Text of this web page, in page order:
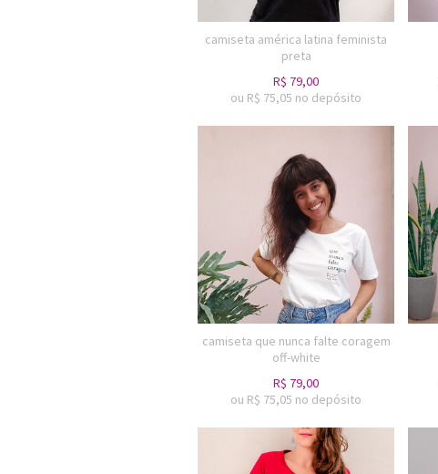
camiseta américa latina feminista
preta
R$ 79,00
ou R$ 75,05 no depósito
camiseta que nunca falte coragem
off-white
R$ 79,00
ou R$ 75,05 no depósito